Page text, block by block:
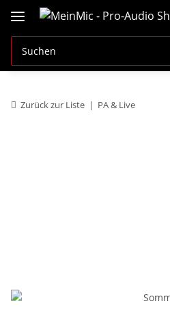
Zurück zur Liste PA & Live